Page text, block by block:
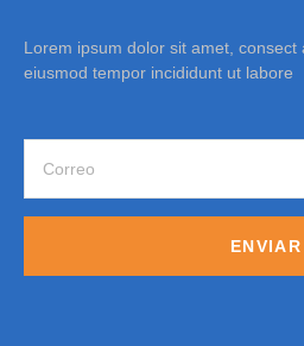
Lorem ipsum dolor sit amet, consect
eiusmod tempor incididunt ut labore
ENVIAR